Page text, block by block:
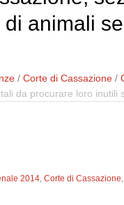
di animali
/Corte di Cassazione /
da procurare loro inutili
2014,Corte di Cassazione,